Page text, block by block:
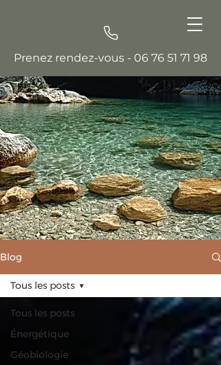
Prenez rendez-vous - 06 76 51 71 98
Blog
Tous les posts
Énergétique
Géobiologie
Tous les posts